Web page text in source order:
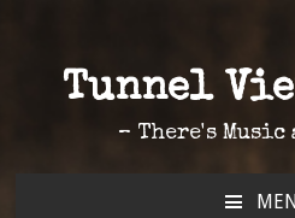
Tunnel
– There's Music